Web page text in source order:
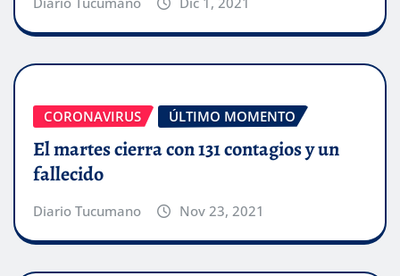
CORONAVIRUS ÚLTIMO MOMENTO
El martes cierra con 131 contagios y un
fallecido
Diario Tucumano Nov 23, 2021